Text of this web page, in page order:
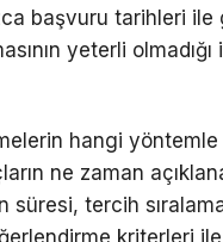
başvuru tarihleri ile
yeterli olmadığı
hangi yöntemle
ne zaman
tercih